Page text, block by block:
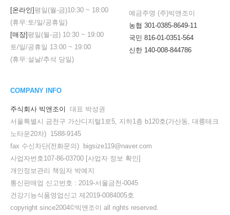
[온라인]평일(월-금)10:30 ~ 18:00
(휴무:토/일/공휴일)
[매장]평일(월-금) 10:30 ~ 19:00
토/일/공휴일 13:00 ~ 19:00
(휴무:설날/추석 당일)
예금주명 (주)빅앤조이
농협 301-0385-8649-11
국민 816-01-0351-564
신한 140-008-844786
COMPANY INFO
주식회사 빅앤조이
대표 박성권
서울특별시 금천구 가산디지털1로5, 지하1층 b120호(가산동, 대륭테크
노타운20차) 1588-9145
fax 수신차단(전화문의) bigsize119@naver.com
사업자번호107-86-03700 [사업자 정보 확인]
개인정보관리 책임자 박예지
통신판매업 신고번호 : 2019-서울금천-0045
건강기능식품영업신고 제2019-0084005호
copyright since2004©빅앤조이 all rights reserved.